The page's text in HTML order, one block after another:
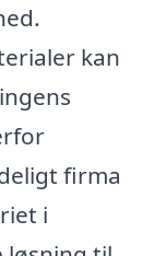
kan
firma
i